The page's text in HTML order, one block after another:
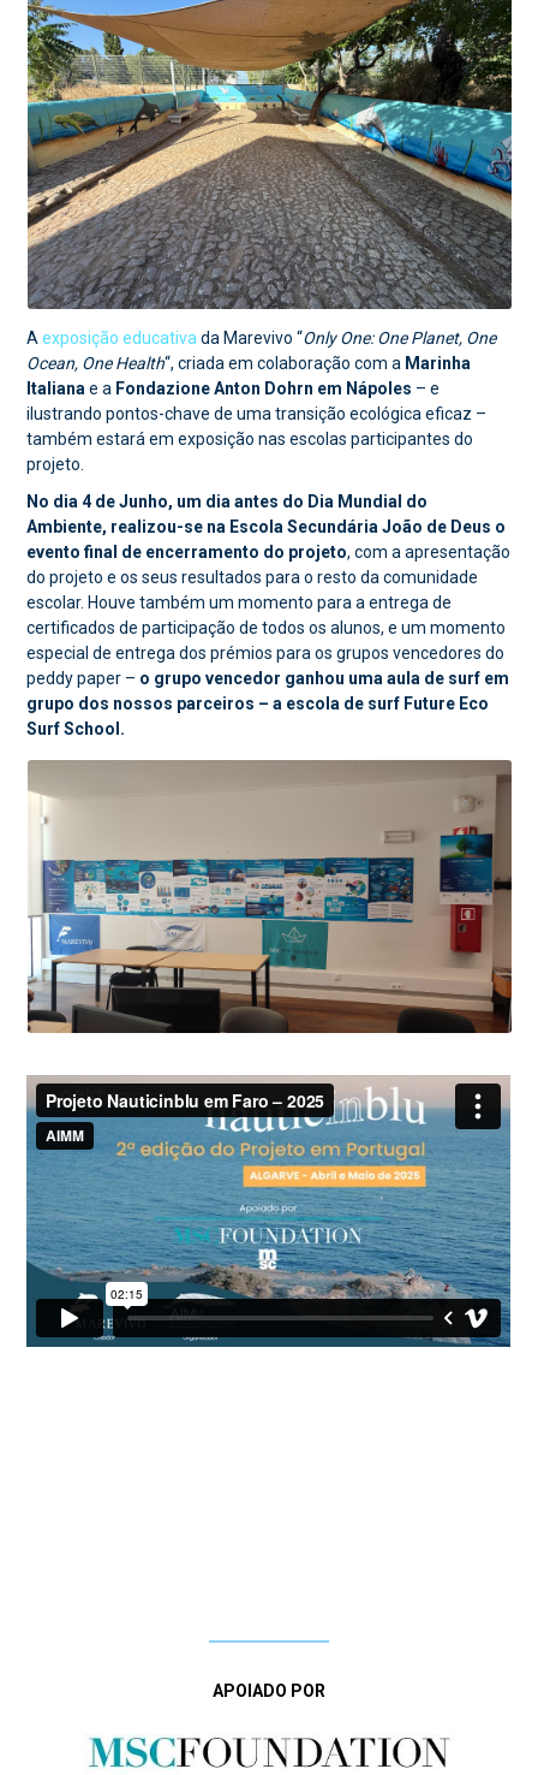
Aexposição educativa da Marevivo “Only One: One Planet, One
Ocean, One Health“, criada em colaboração com a Marinha
Italiana e a Fondazione Anton Dohrn em Nápoles – e
ilustrando pontos-chave de uma transição ecológica eficaz –
também estará em exposição nas escolas participantes do
projeto.
No dia 4 de Junho, um dia antes do Dia Mundial do
Ambiente, realizou-se na Escola Secundária João de Deus o
evento final de encerramento do projeto, com a apresentação
do projeto e os seus resultados para o resto da comunidade
escolar. Houve também um momento para a entrega de
certificados de participação de todos os alunos, e um momento
especial de entrega dos prémios para os grupos vencedores do
peddy paper – o grupo vencedor ganhou uma aula de surf em
grupo dos nossos parceiros – a escola de surf Future Eco
Surf School.
APOIADO POR